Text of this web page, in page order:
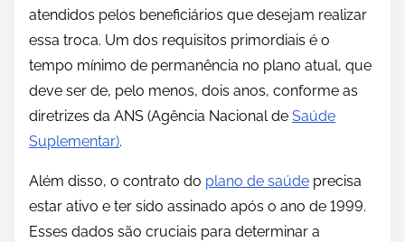
atendidos pelos beneficiários que desejam realizar
essa troca. Um dos requisitos primordiais é o
tempo mínimo de permanência no plano atual, que
deve ser de, pelo menos, dois anos, conforme as
diretrizes da ANS (Agência Nacional de Saúde
Suplementar).
Além disso, o contrato do plano de saúde precisa
estar ativo e ter sido assinado após o ano de 1999.
Esses dados são cruciais para determinar a